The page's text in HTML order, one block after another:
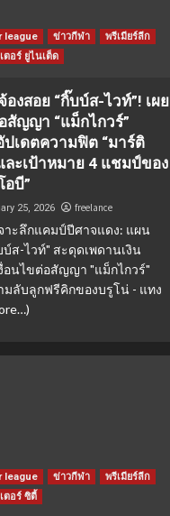
league ข่าวกีฬา
พรีเมียร์ลีก
ตอร์ ยูไนเต็ด
งสอย “กิ๊บบ์ส-ไวท์”! เผย
สัญญา “แม็กไกวร์”
ปเดตความฟิต “มาร์ติ
ละเป้าหมาย 4 แชมป์ของ
อบี”
25, 2026 freelance
าะลึกแคมป์ปีศาจแดง: แผน
บ์ส-ไวท์" สะดุดเพดานเงิน
งื่อนไขต่อสัญญา "แม็กไกวร์"
มลับลูกฟรีคิกของบรูโน่ - แทง
league ข่าวกีฬา
พรีเมียร์ลีก
ตอร์ ซิตี้